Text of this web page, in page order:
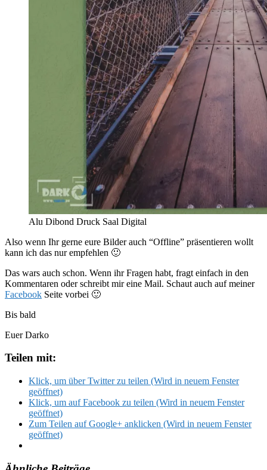
Alu Dibond Druck Saal Digital
Also wenn Ihr gerne eure Bilder auch “Offline” präsentieren wollt
kann ich das nur empfehlen 🙂
Das wars auch schon. Wenn ihr Fragen habt, fragt einfach in den
Kommentaren oder schreibt mir eine Mail. Schaut auch auf meiner
Facebook Seite vorbei 🙂
Bis bald
Euer Darko
Teilen mit:
Klick, um über Twitter zu teilen (Wird in neuem Fenster
geöffnet)
Klick, um auf Facebook zu teilen (Wird in neuem Fenster
geöffnet)
Zum Teilen auf Google+ anklicken (Wird in neuem Fenster
geöffnet)